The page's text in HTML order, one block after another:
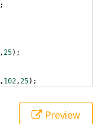
;
,25);
, 102,25);
bottom ,
Preview